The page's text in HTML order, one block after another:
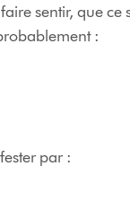
sentir, que ce
:
par :